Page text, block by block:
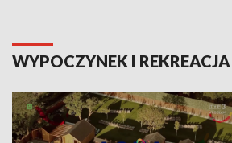
WYPOCZYNEK I REKREACJA